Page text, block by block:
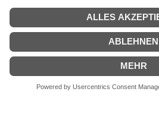
Copyright © 2026
Informationen zur Echtheit der